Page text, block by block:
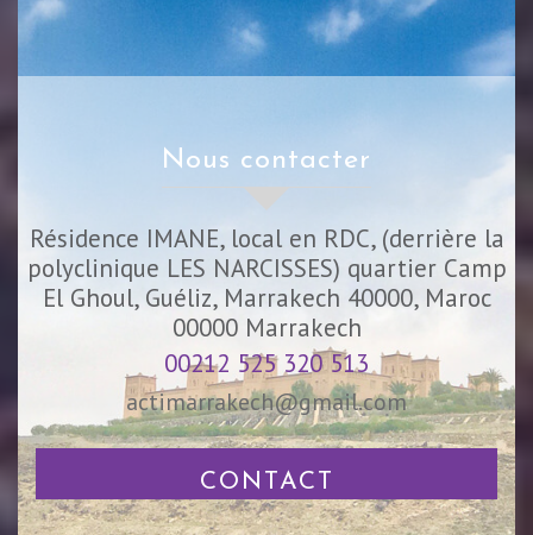
nous contacter
Résidence IMANE, local en RDC, (derrière la
polyclinique LES NARCISSES) quartier Camp
El Ghoul, Guéliz, Marrakech 40000, Maroc
00000 Marrakech
00212 525 320 513
actimarrakech@gmail.com
CONTACT